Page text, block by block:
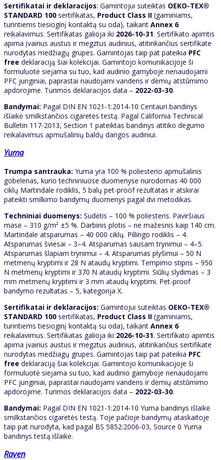
Sertifikatai ir deklaracijos: Gamintojui suteiktas OEKO-TEX®
STANDARD 100 sertifikatas, Product Class II (gaminiams,
turintiems tiesioginį kontaktą su oda), taikant Annex 6
reikalavimus. Sertifikatas galioja iki 2026-10-31. Sertifikato apimtis
apima įvairius austus ir megztus audinius, atitinkančius sertifikate
nurodytas medžiagų grupes. Gamintojas taip pat pateikia PFC
free deklaraciją šiai kolekcijai. Gamintojo komunikacijoje ši
formuluotė siejama su tuo, kad audinio gamyboje nenaudojami
PFC junginiai, paprastai naudojami vandens ir dėmių atstūmimo
apdorojime. Turimos deklaracijos data – 2022-03-30.
Bandymai: Pagal DIN EN 1021-1:2014-10 Centauri bandinys
išlaikė smilkstančios cigaretės testą. Pagal California Technical
Bulletin 117-2013, Section 1 pateiktas bandinys atitiko degumo
reikalavimus apmušalinių baldų dangos audiniui.
Yuma
Trumpa santrauka: Yuma yra 100 % poliesterio apmušalinis
gobelenas, kurio techniniuose duomenyse nurodomas 40 000
ciklų Martindale rodiklis, 5 balų pet-proof rezultatas ir atskirai
pateikti smilkimo bandymų duomenys pagal dvi metodikas.
Techniniai duomenys: Sudėtis – 100 % poliesteris. Paviršiaus
masė – 310 g/m² ±5 %. Darbinis plotis – ne mažesnis kaip 140 cm.
Martindale atsparumas – 40 000 ciklų. Pillingo rodiklis – 4.
Atsparumas šviesai – 3–4. Atsparumas sausam trynimui – 4–5.
Atsparumas šlapiam trynimui – 4. Atsparumas plyšimui – 50 N
metmenų kryptimi ir 28 N ataudų kryptimi. Tempimo stipris – 950
N metmenų kryptimi ir 370 N ataudų kryptimi. Siūlių slydimas – 3
mm metmenų kryptimi ir 3 mm ataudų kryptimi. Pet-proof
bandymo rezultatas – 5, kategorija X.
Sertifikatai ir deklaracijos: Gamintojui suteiktas OEKO-TEX®
STANDARD 100 sertifikatas, Product Class II (gaminiams,
turintiems tiesioginį kontaktą su oda), taikant Annex 6
reikalavimus. Sertifikatas galioja iki 2026-10-31. Sertifikato apimtis
apima įvairius austus ir megztus audinius, atitinkančius sertifikate
nurodytas medžiagų grupes. Gamintojas taip pat pateikia PFC
free deklaraciją šiai kolekcijai. Gamintojo komunikacijoje ši
formuluotė siejama su tuo, kad audinio gamyboje nenaudojami
PFC junginiai, paprastai naudojami vandens ir dėmių atstūmimo
apdorojime. Turimos deklaracijos data – 2022-03-30.
Bandymai: Pagal DIN EN 1021-1:2014-10 Yuma bandinys išlaikė
smilkstančios cigaretės testą. Toje pačioje bandymų ataskaitoje
taip pat nurodyta, kad pagal BS 5852:2006-03, Source 0 Yuma
bandinys testą išlaikė.
Raven